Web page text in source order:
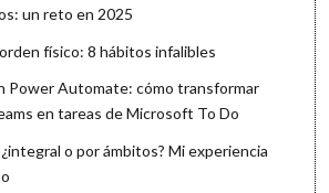
un reto en 2025
físico: 8 hábitos infalibles
Power Automate: cómo transformar
en tareas de Microsoft To Do
o por ámbitos? Mi experiencia